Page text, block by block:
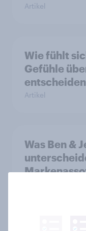
Artikel
Wie fühlt
Gefühle
entscheiden
Artikel
Was Ben &